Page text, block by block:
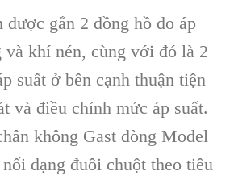
được gắn 2 đồng hồ đo áp
và khí nén, cùng với đó là 2
suất ở bên cạnh thuận tiện
và điều chỉnh mức áp suất.
không Gast dòng Model
dạng đuôi chuột theo tiêu